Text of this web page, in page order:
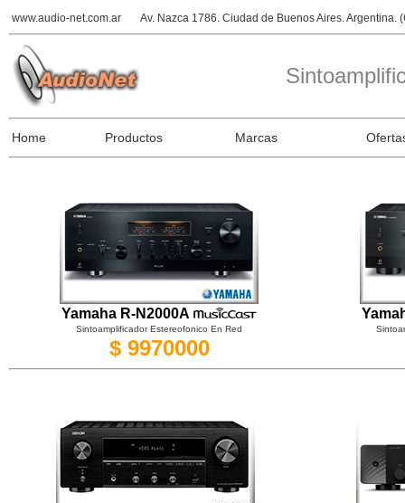
www.audio-net.com.ar Av. Nazca 1786. Ciudad de Buenos Aires. Argentina.
Home Productos Marcas
Yamaha R-N2000A
Sintoamplificador Estereofonico En Red
$ 9970000